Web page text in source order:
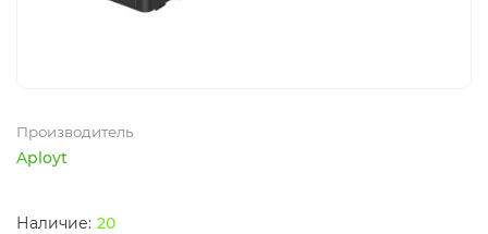
Производитель
Aployt
20